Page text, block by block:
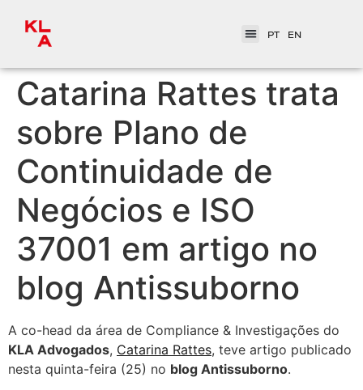
PT EN
Catarina Rattes trata
sobre Plano de
Continuidade de
Negócios e ISO
37001 em artigo no
blog Antissuborno
A co-head da área de Compliance & Investigações do
KLA Advogados, Catarina Rattes, teve artigo publicado
nesta quinta-feira (25) no blog Antissuborno.